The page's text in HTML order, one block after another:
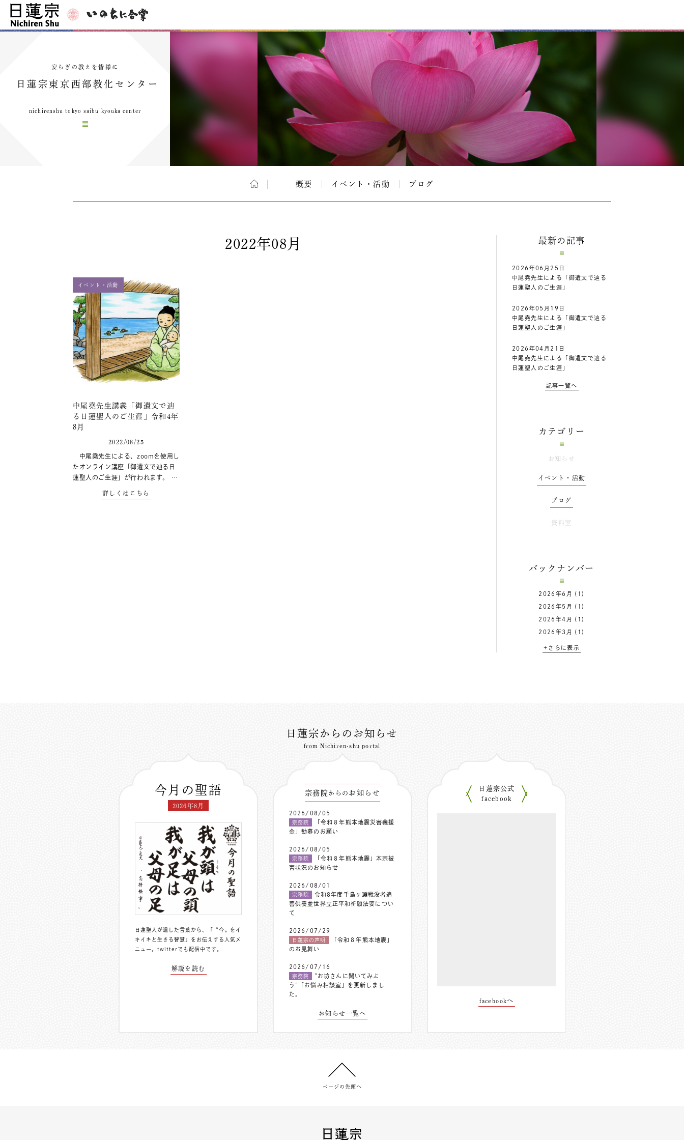
安らぎの教えを皆様に
日蓮宗東京西部教化センター
nichirenshu tokyo saibu kyouka center
概要 イベント・活動 ブログ
2022年08月
イベント・活動
中尾堯先生講義「御遺文で辿
る日蓮聖人のご生涯」令和4年
8月
2022/08/25
中尾堯先生による、zoomを使用し
たオンライン講座「御遺文で辿る日
蓮聖人のご生涯」が行われます。 …
詳しくはこちら
最新の記事
2026年06月25日
中尾堯先生による「御遺文で辿る
日蓮聖人のご生涯」
2026年05月19日
中尾堯先生による「御遺文で辿る
日蓮聖人のご生涯」
2026年04月21日
中尾堯先生による「御遺文で辿る
日蓮聖人のご生涯」
記事一覧へ
カテゴリー
お知らせ
イベント・活動
ブログ
資料室
バックナンバー
2026年6月 (1)
2026年5月 (1)
2026年4月 (1)
2026年3月 (1)
+さらに表示
日蓮宗からのお知らせ
from Nichiren-shu portal
今月の聖語
2026年8月
日蓮聖人が遺した言葉から、「〝今〟をイ
キイキと生きる智慧」をお伝えする人気メ
ニュー。 twitterでも配信中 です。
解説を読む
宗務院からの お知らせ
2026/08/05
宗務院
「令和８年熊本地震災害義援
金」勧募のお願い
2026/08/05
宗務院
「令和８年熊本地震」本宗被
害状況のお知らせ
2026/08/01
宗務院
令和8年度千鳥ヶ淵戦没者追
善供養並世界立正平和祈願法要につい
て
2026/07/29
日蓮宗の声明
「令和８年熊本地震」
のお見舞い
2026/07/16
宗務院
”お坊さんに聞いてみよ
う”「お悩み相談室」を更新しまし
た。
お知らせ一覧へ
日蓮宗公式
facebook
facebookへ
ページの先頭へ